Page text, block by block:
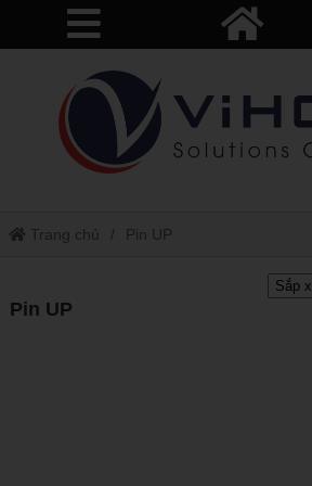
Trang chủ Pin UP
Pin UP